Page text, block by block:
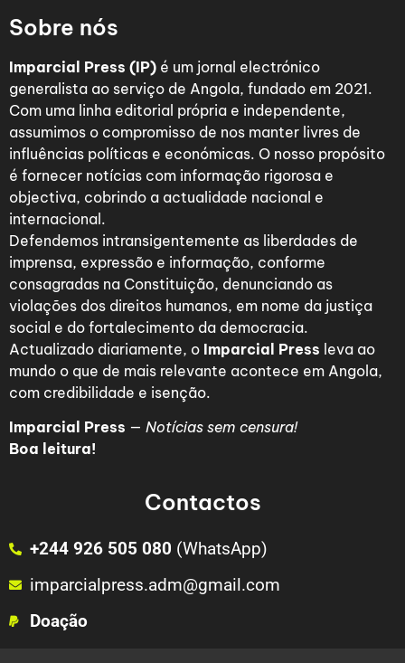
Sobre nós
Imparcial Press (IP) é um jornal electrónico
generalista ao serviço de Angola, fundado em 2021.
Com uma linha editorial própria e independente,
assumimos o compromisso de nos manter livres de
influências políticas e económicas. O nosso propósito
é fornecer notícias com informação rigorosa e
objectiva, cobrindo a actualidade nacional e
internacional.
Defendemos intransigentemente as liberdades de
imprensa, expressão e informação, conforme
consagradas na Constituição, denunciando as
violações dos direitos humanos, em nome da justiça
social e do fortalecimento da democracia.
Actualizado diariamente, o Imparcial Press leva ao
mundo o que de mais relevante acontece em Angola,
com credibilidade e isenção.
Imparcial Press — Notícias sem censura!
Boa leitura!
Contactos
+244 926 505 080 (WhatsApp)
imparcialpress.adm@gmail.com
Doação